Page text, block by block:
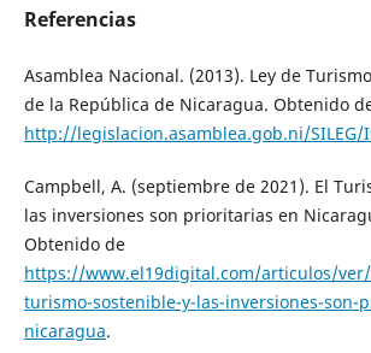
Referencias
Asamblea Nacional. (2013). Ley de
de la República de Nicaragua. Obtenido
http://legislacion.asamblea.gob.ni/SILEG/
Campbell, A. (septiembre de 2021). El
las inversiones son prioritarias en
Obtenido de
https://www.el19digital.com/articulos/
turismo-sostenible-y-las-inversiones-son-
nicaragua.